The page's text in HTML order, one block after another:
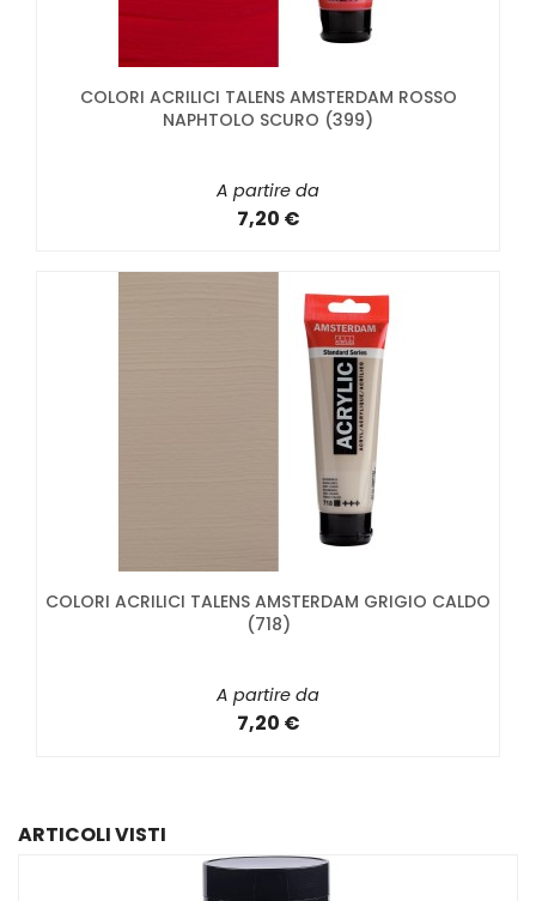
COLORI ACRILICI TALENS AMSTERDAM ROSSO
NAPHTOLO SCURO (399)
A partire da
7,20 €
COLORI ACRILICI TALENS AMSTERDAM GRIGIO CALDO
(718)
A partire da
7,20 €
ARTICOLI VISTI